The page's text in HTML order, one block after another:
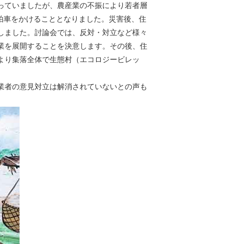
いましたが、農産業の不振により若者層
をかけることとなりました。災害後、住
した。討論会では、反対・対立など様々
展開することを決意します。その後、住
集落全体で生態村（エコロジービレッ
の意見対立は解消されていないとの声も